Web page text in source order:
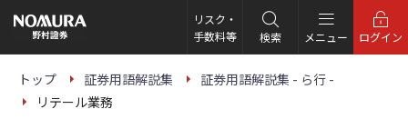
の
ー
リスク・
手数料等
検索 メニュー ログイン
トップ 証券用語解説集
証券用語解説集 - ら行 -
リテール業務